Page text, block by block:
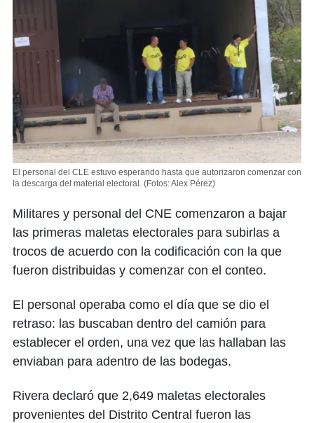
El personal del CLE estuvo esperando hasta que autorizaron comenzar con
la descarga del material electoral. (Fotos: Alex Pérez)
Militares y personal del CNE comenzaron a bajar
las primeras maletas electorales para subirlas a
trocos de acuerdo con la codificación con la que
fueron distribuidas y comenzar con el conteo.
El personal operaba como el día que se dio el
retraso: las buscaban dentro del camión para
establecer el orden, una vez que las hallaban las
enviaban para adentro de las bodegas.
Rivera declaró que 2,649 maletas electorales
provenientes del Distrito Central fueron las